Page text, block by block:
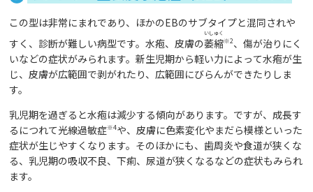
この型は非常にまれであり、ほかのEBのサブタイプと混同されや
すく、診断が難しい病型です。水疱、皮膚の萎縮
いしゅく
※2、傷が治りにく
いなどの症状がみられます。新生児期から軽い力によって水疱が生
じ、皮膚が広範囲で剥がれたり、広範囲にびらんができたりしま
す。
乳児期を過ぎると水疱は減少する傾向があります。ですが、成長す
るにつれて光線過敏症※4や、皮膚に色素変化やまだら模様といった
症状が生じやすくなります。そのほかにも、歯周炎や食道が狭くな
る、乳児期の吸収不良、下痢、尿道が狭くなるなどの症状もみられ
ます。